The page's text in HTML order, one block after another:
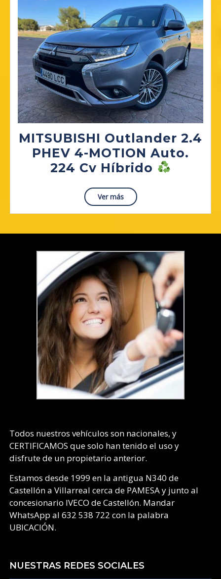
CV
MITSUBISHI Outlander 2.4
PHEV 4-MOTION Auto.
224 Cv Híbrido
PHEV
Auto.
224
Cv
Ver másRead
More
Todos nuestros vehículos son nacionales, y
CERTIFICAMOS que solo han tenido el uso y
disfrute de un propietario anterior.
Estamos desde 1999 en la antigua N340 de
Castellón a Villarreal cerca de PAMESA y junto al
concesionario IVECO de Castellón. Mandar
WhatsApp al 632 538 722 con la palabra
UBICACIÓN.
NUESTRAS REDES SOCIALES